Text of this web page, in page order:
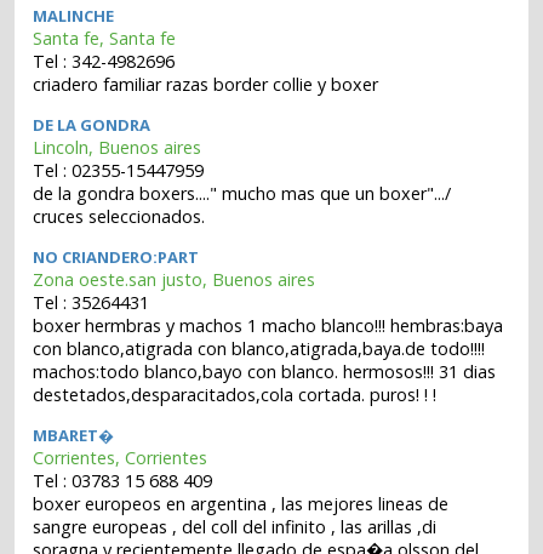
MALINCHE
Santa fe, Santa fe
Tel : 342-4982696
criadero familiar razas border collie y boxer
DE LA GONDRA
Lincoln, Buenos aires
Tel : 02355-15447959
de la gondra boxers...." mucho mas que un boxer".../
cruces seleccionados.
NO CRIANDERO:PART
Zona oeste.san justo, Buenos aires
Tel : 35264431
boxer hermbras y machos 1 macho blanco!!! hembras:baya
con blanco,atigrada con blanco,atigrada,baya.de todo!!!!
machos:todo blanco,bayo con blanco. hermosos!!! 31 dias
destetados,desparacitados,cola cortada. puros! ! !
MBARET�
Corrientes, Corrientes
Tel : 03783 15 688 409
boxer europeos en argentina , las mejores lineas de
sangre europeas , del coll del infinito , las arillas ,di